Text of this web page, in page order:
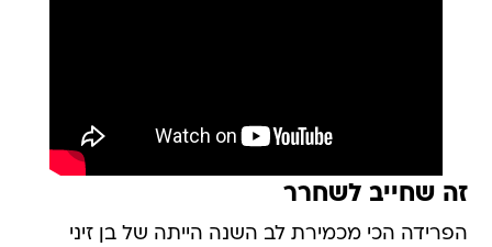
זה שחייב לשחרר
הפרידה הכי מכמירת לב השנה הייתה של בן זיני